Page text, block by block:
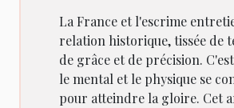
Nationale
La France et l'escrime
relation historique, tissée de
de grâce et de précision.
le mental et le physique se
pour atteindre la gloire. Cet